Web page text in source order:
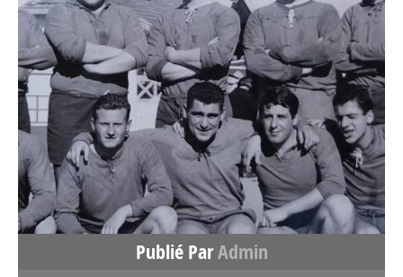
Publié ParAdmin